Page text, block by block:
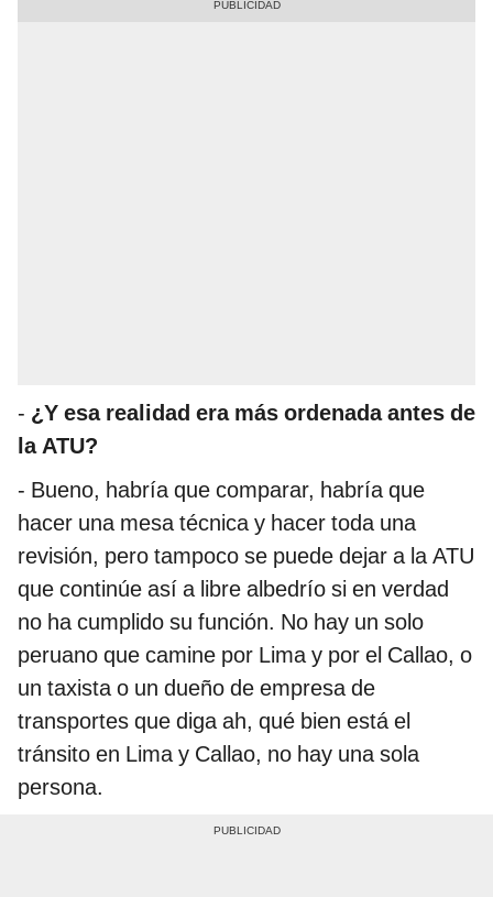
- ¿Y esa realidad era más ordenada antes de
la ATU?
- Bueno, habría que comparar, habría que
hacer una mesa técnica y hacer toda una
revisión, pero tampoco se puede dejar a la ATU
que continúe así a libre albedrío si en verdad
no ha cumplido su función. No hay un solo
peruano que camine por Lima y por el Callao, o
un taxista o un dueño de empresa de
transportes que diga ah, qué bien está el
tránsito en Lima y Callao, no hay una sola
persona.